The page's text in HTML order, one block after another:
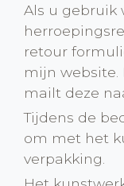
Als u gebruik
retour
mijn website.
mailt deze
Tijdens de
om met het
verpakking.